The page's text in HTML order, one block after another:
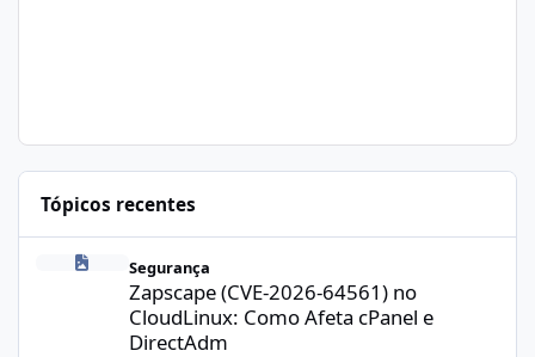
Tópicos recentes
Zapscape (CVE-2026-64561) no CloudLinux: Como Afeta cPanel
Segurança
Zapscape (CVE-2026-64561) no
CloudLinux: Como Afeta cPanel e
DirectAdm